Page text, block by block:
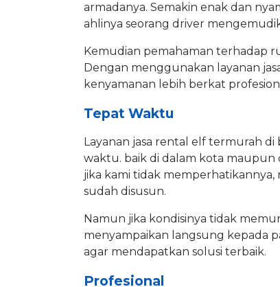
armadanya. Semakin enak dan
ahlinya seorang driver
Kemudian pemahaman terhadap
Dengan menggunakan layanan
kenyamanan lebih berkat
Tepat Waktu
Layanan jasa rental elf termurah
waktu. baik di dalam kota
jika kami tidak memperhatikannya,
sudah disusun.
Namun jika kondisinya tidak
menyampaikan langsung kepada
agar mendapatkan solusi terbaik.
Profesional